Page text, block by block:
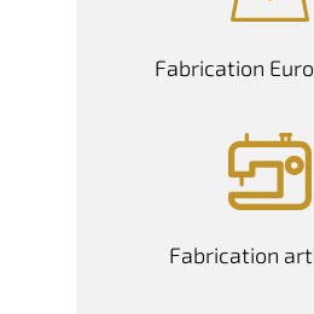
Fabrication
Fabrication